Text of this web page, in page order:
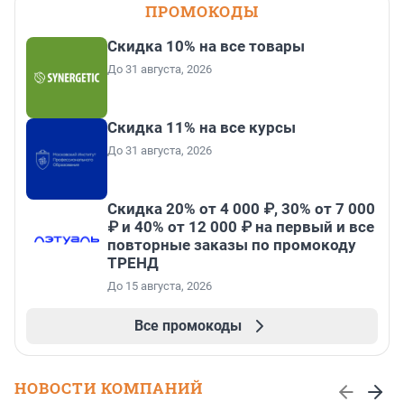
ПРОМОКОДЫ
Скидка 10% на все товары
До 31 августа, 2026
Скидка 11% на все курсы
До 31 августа, 2026
Скидка 20% от 4 000 ₽, 30% от 7 000
₽ и 40% от 12 000 ₽ на первый и все
повторные заказы по промокоду
ТРЕНД
До 15 августа, 2026
Все промокоды
НОВОСТИ КОМПАНИЙ